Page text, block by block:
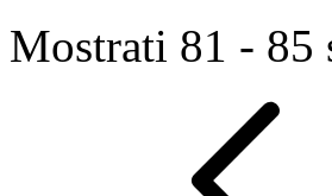
Mostrati 81 - 85